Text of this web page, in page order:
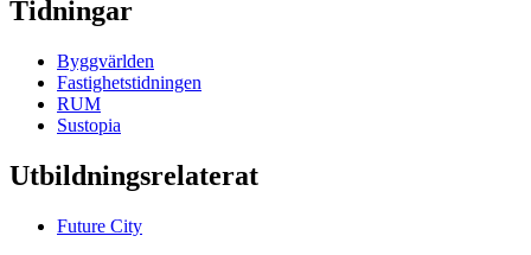
Tidningar
Byggvärlden
Fastighetstidningen
RUM
Sustopia
Utbildningsrelaterat
Future City